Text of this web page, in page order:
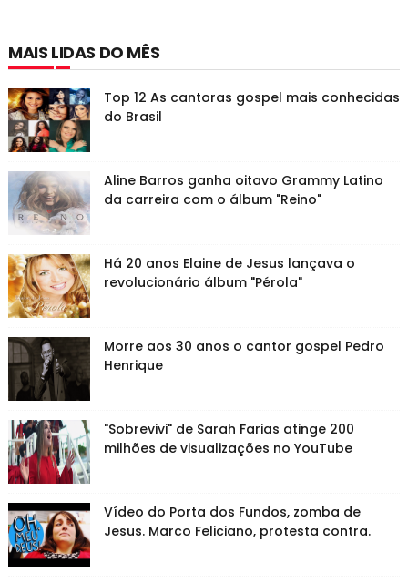
MAIS LIDAS DO MÊS
Top 12 As cantoras gospel mais conhecidas
do Brasil
Aline Barros ganha oitavo Grammy Latino
da carreira com o álbum "Reino"
Há 20 anos Elaine de Jesus lançava o
revolucionário álbum "Pérola"
Morre aos 30 anos o cantor gospel Pedro
Henrique
"Sobrevivi" de Sarah Farias atinge 200
milhões de visualizações no YouTube
Vídeo do Porta dos Fundos, zomba de
Jesus. Marco Feliciano, protesta contra.